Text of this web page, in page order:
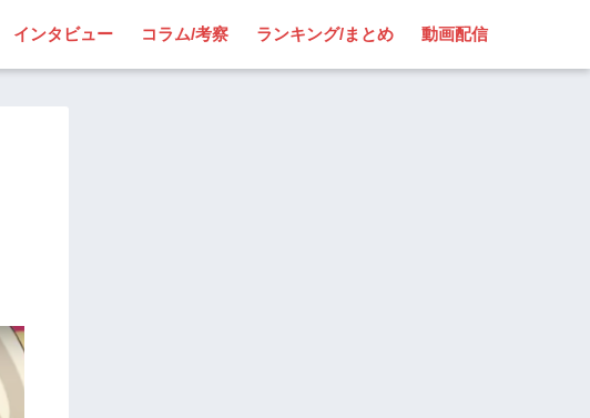
インタビュー コラム/考察 ランキング/まとめ 動画配信